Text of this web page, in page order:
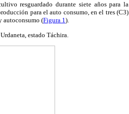
resguardado durante siete años para la
para el auto consumo, en el tres (C3)
autoconsumo (Figura 1).
estado Táchira.